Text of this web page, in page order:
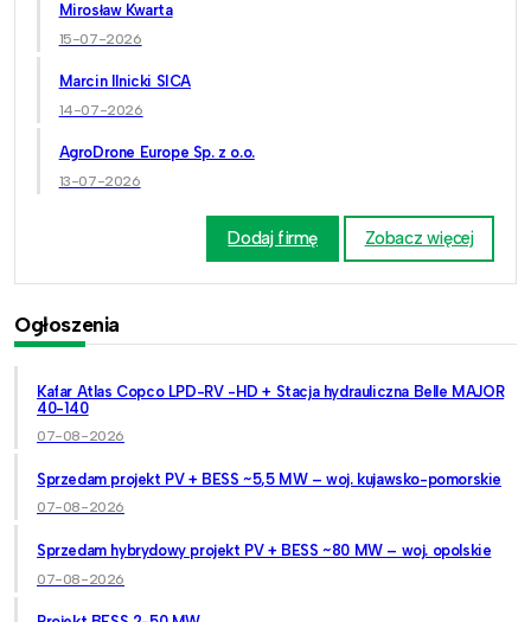
Mirosław Kwarta
15-07-2026
Marcin Ilnicki SICA
14-07-2026
AgroDrone Europe Sp. z o.o.
13-07-2026
Dodaj firmę Zobacz więcej
Ogłoszenia
Kafar Atlas Copco LPD-RV -HD + Stacja hydrauliczna Belle MAJOR
40-140
07-08-2026
Sprzedam projekt PV + BESS ~5,5 MW – woj. kujawsko-pomorskie
07-08-2026
Sprzedam hybrydowy projekt PV + BESS ~80 MW – woj. opolskie
07-08-2026